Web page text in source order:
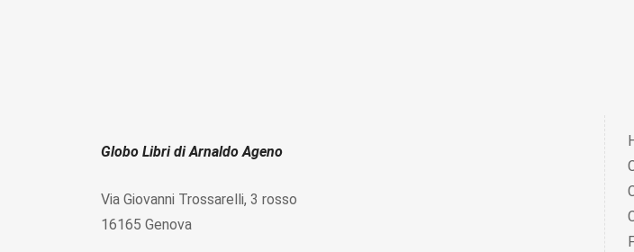
Globo Libri di Arnaldo Ageno
Via Giovanni Trossarelli, 3 rosso
16165 Genova